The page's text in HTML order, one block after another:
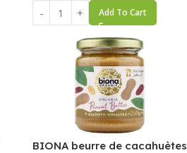
Add To Cart
BIONA beurre de cacahuètes